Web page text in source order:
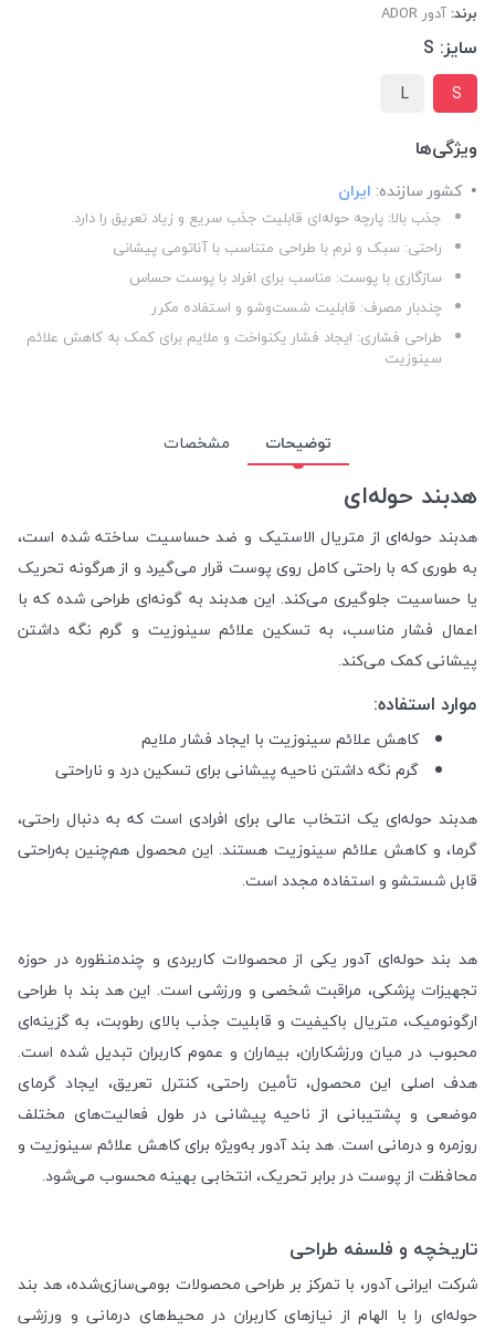
برند: آدور ADOR
سایز: S
S
L
ویژگی‌ها
کشور سازنده: ایران
جذب بالا: پارچه حوله‌ای قابلیت جذب سریع و زیاد تعریق را دارد.
راحتی: سبک و نرم با طراحی متناسب با آناتومی پیشانی
سازگاری با پوست: مناسب برای افراد با پوست حساس
چندبار مصرف: قابلیت شست‌وشو و استفاده مکرر
طراحی فشاری: ایجاد فشار یکنواخت و ملایم برای کمک به کاهش علائم
سینوزیت
توضیحات مشخصات
هدبند حوله‌ای
هدبند حوله‌ای از متریال الاستیک و ضد حساسیت ساخته شده است،
به طوری که با راحتی کامل روی پوست قرار می‌گیرد و از هرگونه تحریک
یا حساسیت جلوگیری می‌کند. این هدبند به گونه‌ای طراحی شده که با
اعمال فشار مناسب، به تسکین علائم سینوزیت و گرم نگه داشتن
پیشانی کمک می‌کند.
موارد استفاده:
کاهش علائم سینوزیت با ایجاد فشار ملایم
گرم نگه داشتن ناحیه پیشانی برای تسکین درد و ناراحتی
هدبند حوله‌ای یک انتخاب عالی برای افرادی است که به دنبال راحتی،
گرما، و کاهش علائم سینوزیت هستند. این محصول هم‌چنین به‌راحتی
قابل شستشو و استفاده مجدد است.
هد بند حوله‌ای آدور یکی از محصولات کاربردی و چندمنظوره در حوزه
تجهیزات پزشکی، مراقبت شخصی و ورزشی است. این هد بند با طراحی
ارگونومیک، متریال باکیفیت و قابلیت جذب بالای رطوبت، به گزینه‌ای
محبوب در میان ورزشکاران، بیماران و عموم کاربران تبدیل شده است.
هدف اصلی این محصول، تأمین راحتی، کنترل تعریق، ایجاد گرمای
موضعی و پشتیبانی از ناحیه پیشانی در طول فعالیت‌های مختلف
روزمره و درمانی است. هد بند آدور به‌ویژه برای کاهش علائم سینوزیت و
محافظت از پوست در برابر تحریک، انتخابی بهینه محسوب می‌شود.
تاریخچه و فلسفه طراحی
شرکت ایرانی آدور، با تمرکز بر طراحی محصولات بومی‌سازی‌شده، هد بند
حوله‌ای را با الهام از نیازهای کاربران در محیط‌های درمانی و ورزشی